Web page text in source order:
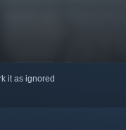
it as ignored